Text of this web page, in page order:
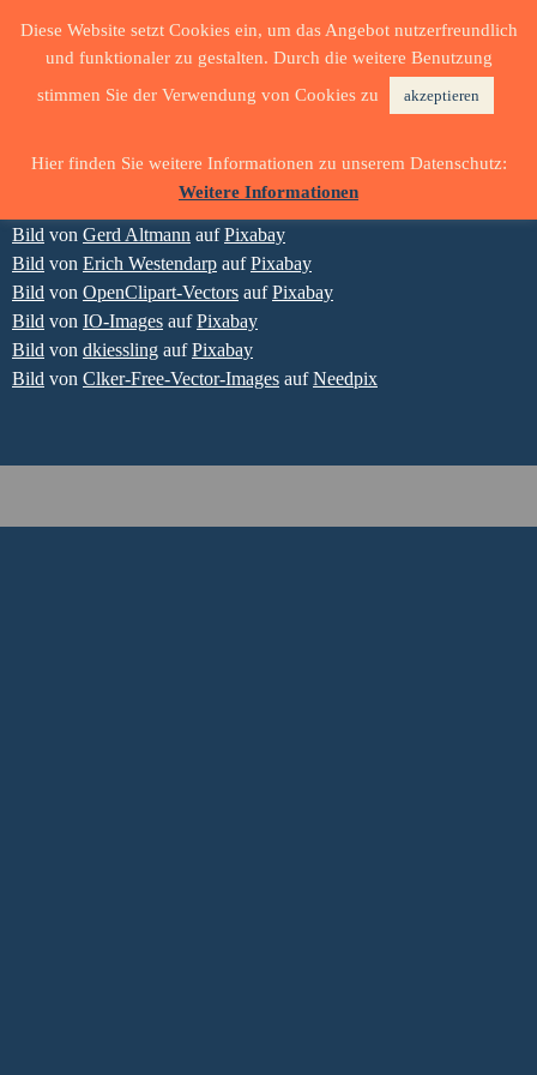
USA-ReisebloggeraufPixabay
Bild von Gerd Altmann aufPixabay
Bild von Erich Westendarp aufPixabay
Bild von OpenClipart-Vectors aufPixabay
Bild von IO-Images aufPixabay
Bild von dkiessling aufPixabay
Bild von Clker-Free-Vector-Images aufNeedpix
Diese Website setzt Cookies ein, um das Angebot nutzerfreundlich
und funktionaler zu gestalten. Durch die weitere Benutzung
stimmen Sie der Verwendung von Cookies zu
akzeptieren
Hier finden Sie weitere Informationen zu unserem Datenschutz:
Weitere Informationen